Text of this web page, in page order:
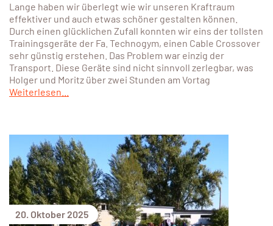
Lange haben wir überlegt wie wir unseren Kraftraum
effektiver und auch etwas schöner gestalten können.
Durch einen glücklichen Zufall konnten wir eins der tollsten
Trainingsgeräte der Fa. Technogym, einen Cable Crossover
sehr günstig erstehen. Das Problem war einzig der
Transport. Diese Geräte sind nicht sinnvoll zerlegbar, was
Holger und Moritz über zwei Stunden am Vortag
Weiterlesen...
20. Oktober 2025